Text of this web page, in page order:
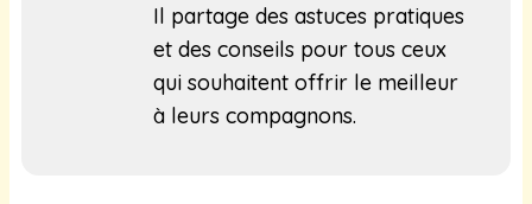
Il partage des astuces pratiques
et des conseils pour tous ceux
qui souhaitent offrir le meilleur
à leurs compagnons.